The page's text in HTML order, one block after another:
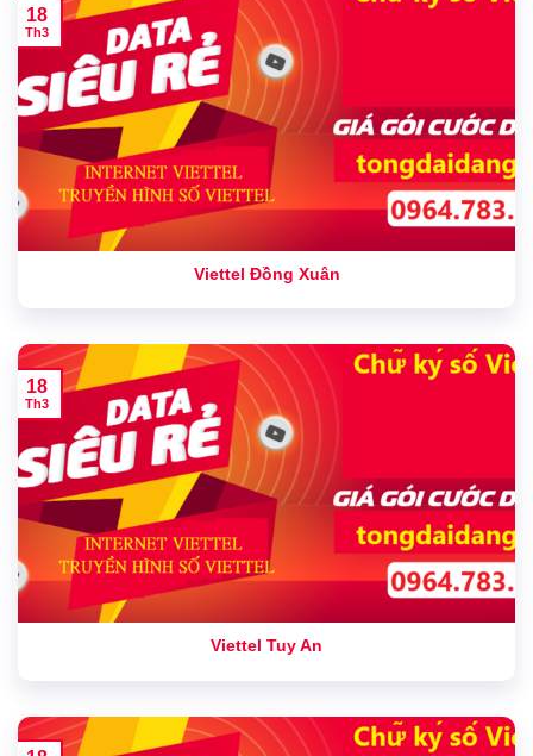
Viettel Đồng Xuân
18
Th3
Viettel Tuy An
18
Th3